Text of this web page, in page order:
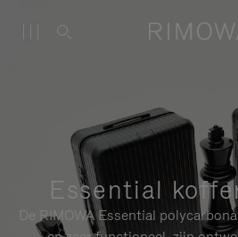
Essential
De RIMOWA Essential